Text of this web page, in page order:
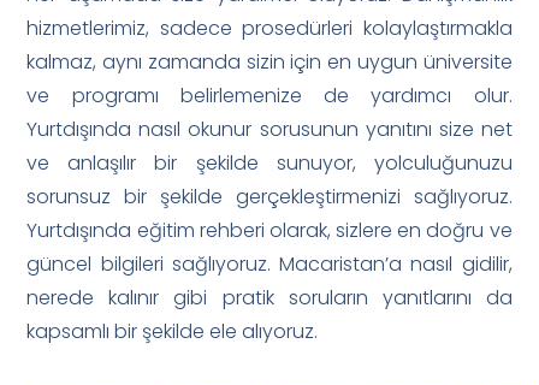
hizmetlerimiz, sadece prosedürleri kolaylaştırmakla
kalmaz, aynı zamanda sizin için en uygun üniversite
ve programı belirlemenize de yardımcı olur.
Yurtdışında nasıl okunur sorusunun yanıtını size net
ve anlaşılır bir şekilde sunuyor, yolculuğunuzu
sorunsuz bir şekilde gerçekleştirmenizi sağlıyoruz.
Yurtdışında eğitim rehberi olarak, sizlere en doğru ve
güncel bilgileri sağlıyoruz. Macaristan’a nasıl gidilir,
nerede kalınır gibi pratik soruların yanıtlarını da
kapsamlı bir şekilde ele alıyoruz.